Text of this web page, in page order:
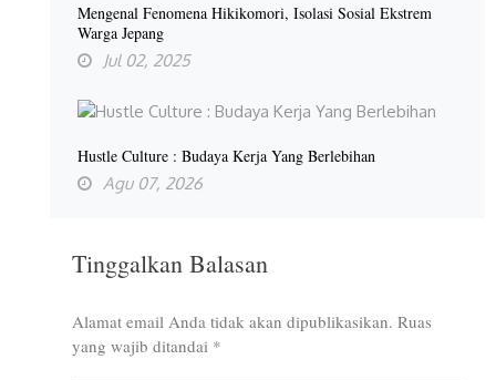
Mengenal Fenomena Hikikomori, Isolasi Sosial Ekstrem
Warga Jepang
Jul 02, 2025
Hustle Culture : Budaya Kerja Yang Berlebihan
Agu 07, 2026
Tinggalkan Balasan
Alamat email Anda tidak akan dipublikasikan. Ruas
yang wajib ditandai *